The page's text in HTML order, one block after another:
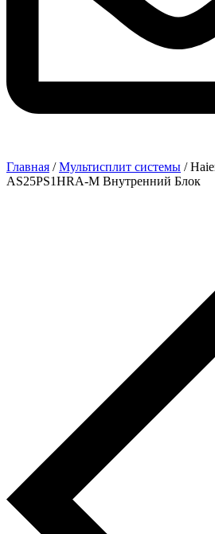
Главная /Мультисплит системы /
AS25PS1HRA-M Внутренний Блок